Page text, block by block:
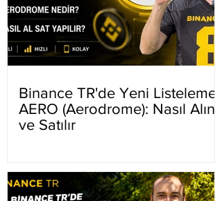
Binance TR'de Yeni Listeleme
AERO (Aerodrome): Nasıl Alınır
ve Satılır